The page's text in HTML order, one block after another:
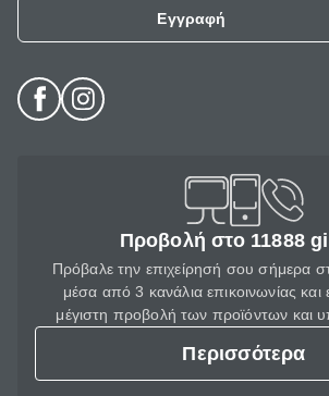
Εγγραφή
Προβολή στο 11888
Πρόβαλε την επιχείρησή σου σήμερα
μέσα από 3 κανάλια επικοινωνίας και
μέγιστη προβολή των προϊόντων και
Περισσότερα